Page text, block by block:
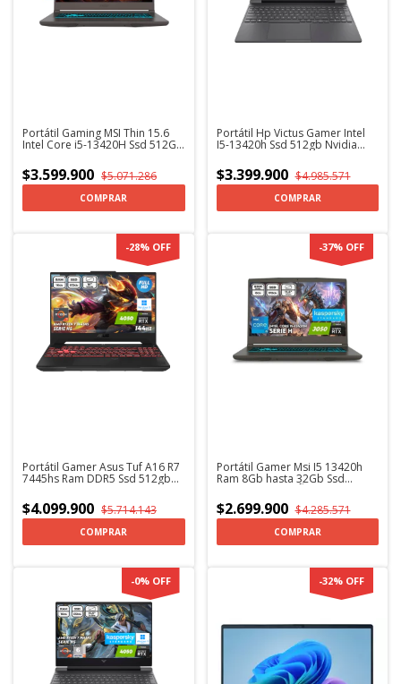
Portátil Gaming MSI Thin 15.6
Intel Core i5-13420H Ssd 512GB
$3.599.900 $5.071.286
COMPRAR
Portátil Hp Victus Gamer Intel
I5-13420h Ssd 512gb Nvidia
KaspersKy
$3.399.900 $4.985.571
COMPRAR
Portátil Gamer Asus Tuf A16 R7
7445hs Ram DDR5 Ssd 512gb
KaspersKy
-28% OFF
$4.099.900 $5.714.143
COMPRAR
Portátil Gamer Msi I5 13420h
Ram 8Gb hasta 32Gb Ssd
-37% OFF
$2.699.900 $4.285.571
COMPRAR
-0% OFF -32% OFF